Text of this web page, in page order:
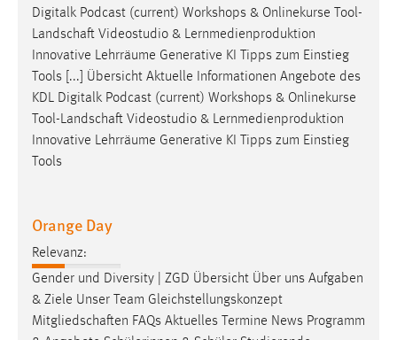
Digitalk Podcast (current) Workshops & Onlinekurse
Tool-
Landschaft Videostudio & Lernmedienproduktion
Innovative Lehrräume Generative KI Tipps zum Einstieg
Tools [...] Übersicht Aktuelle Informationen Angebote des
KDL Digitalk Podcast (current) Workshops & Onlinekurse
Tool-Landschaft Videostudio & Lernmedienproduktion
Innovative Lehrräume Generative KI Tipps zum Einstieg
Tools
Orange Day
Relevanz:
Gender und Diversity | ZGD Übersicht Über uns Aufgaben
& Ziele Unser Team Gleichstellungskonzept
Mitgliedschaften FAQs Aktuelles Termine News Programm